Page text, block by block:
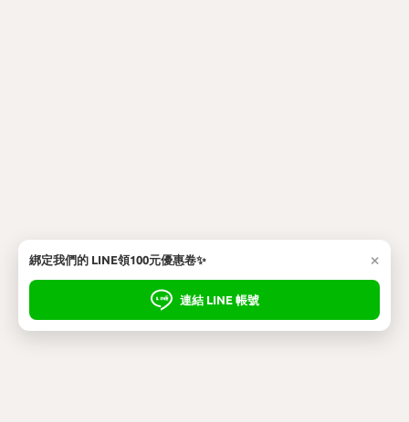
綁定我們的 LINE領100元優惠卷✨ ×
連結 LINE 帳號